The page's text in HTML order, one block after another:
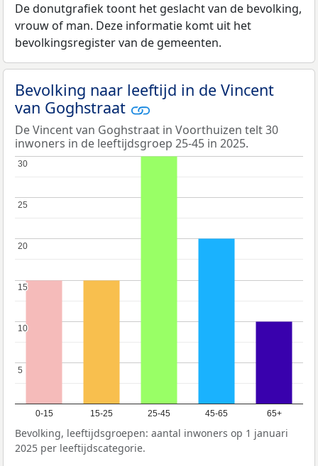
De donutgrafiek toont het geslacht van de bevolking,
vrouw of man. Deze informatie komt uit het
bevolkingsregister van de gemeenten.
Bevolking naar leeftijd in de Vincent
van Goghstraat
De Vincent van Goghstraat in Voorthuizen telt 30
inwoners in de leeftijdsgroep 25-45 in 2025.
0-15 15-25 25-45 45-65 65+
5
5
10
10
15
15
20
20
25
25
30
30
Bevolking, leeftijdsgroepen: aantal inwoners op 1 januari
2025 per leeftijdscategorie.